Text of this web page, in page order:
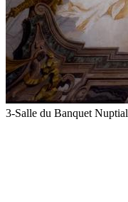
3-Salle du Banquet Nuptial